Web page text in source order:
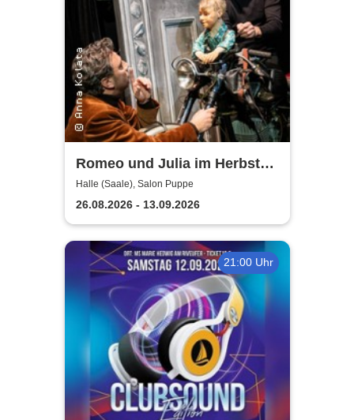
Romeo und Julia im Herbst
des Lebens - Theater, Oper
und Orchester Halle
Halle (Saale), Salon Puppe
26.08.2026 - 13.09.2026
21:00 Uhr